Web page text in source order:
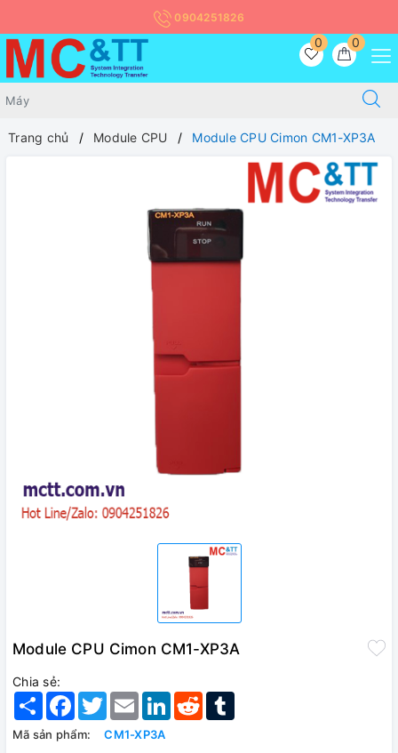
0904251826
0
0
Trang chủ Module CPU Module CPU Cimon CM1-XP3A
Module CPU Cimon CM1-XP3A
Chia sẻ:
Share Facebook
TwitterEmail LinkedInReddit
Mã sản phẩm:
CM1-XP3A